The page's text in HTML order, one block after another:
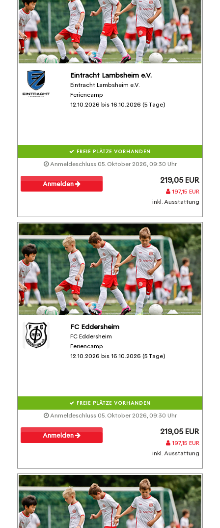
Eintracht Lambsheim e.V.
Eintracht Lambsheim e.V.
Feriencamp
12.10.2026 bis 16.10.2026 (5 Tage)
FREIE PLÄTZE VORHANDEN
Anmeldeschluss 05. Oktober 2026, 09:30 Uhr
Anmelden 219,05 EUR
197,15 EUR
inkl. Ausstattung
FC Eddersheim
FC Eddersheim
Feriencamp
12.10.2026 bis 16.10.2026 (5 Tage)
FREIE PLÄTZE VORHANDEN
Anmeldeschluss 05. Oktober 2026, 09:30 Uhr
Anmelden 219,05 EUR
197,15 EUR
inkl. Ausstattung